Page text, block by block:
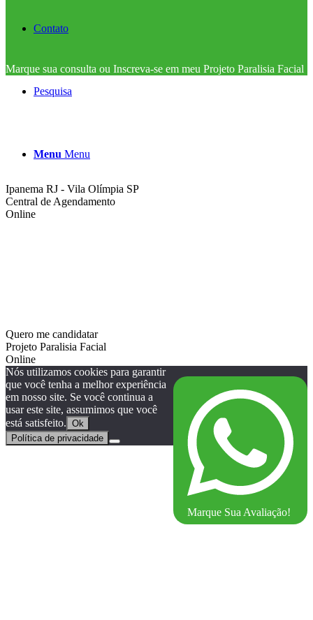
Contato
Pesquisa
Menu Menu
Marque sua consulta ou Inscreva-se em meu Projeto Paralisia Facial
Ipanema RJ - Vila Olímpia SP
Central de Agendamento
Online
Quero me candidatar
Projeto Paralisia Facial
Online
Marque Sua Avaliação!
Nós utilizamos cookies para garantir
que você tenha a melhor experiência
em nosso site. Se você continua a
usar este site, assumimos que você
está satisfeito. Ok
Política de privacidade